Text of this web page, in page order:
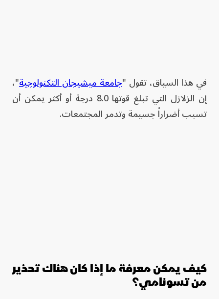
في هذا السياق، تقول "جامعة ميشيجان التكنولوجية"،
إن الزلازل التي تبلغ قوتها 8.0 درجة أو أكثر يمكن أن
تسبب أضراراً جسيمة وتدمر المجتمعات.
كيف يمكن معرفة ما إذا كان هناك تحذير
من تسونامي؟